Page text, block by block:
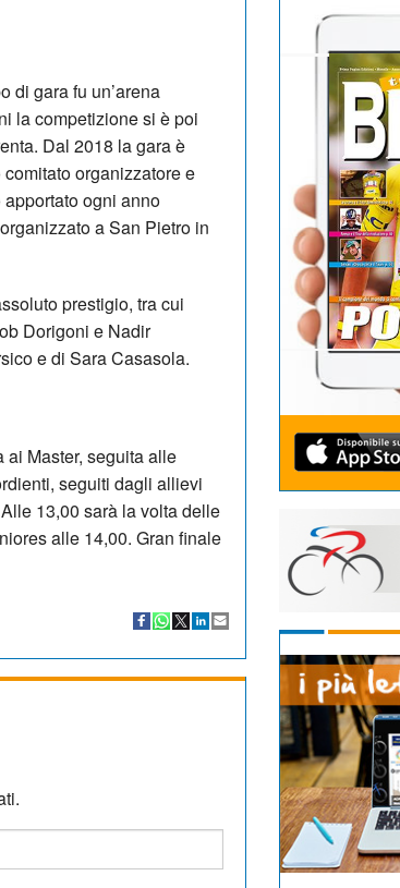
di gara fu un’arena
la competizione si è poi
Dal 2018 la gara è
organizzatore e
ogni anno
a San Pietro in
prestigio, tra cui
Dorigoni e Nadir
e di Sara Casasola.
ai Master, seguita alle
seguiti dagli allievi
13,00 sarà la volta delle
alle 14,00. Gran finale